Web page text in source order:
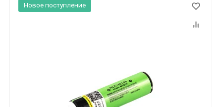
Новое поступление